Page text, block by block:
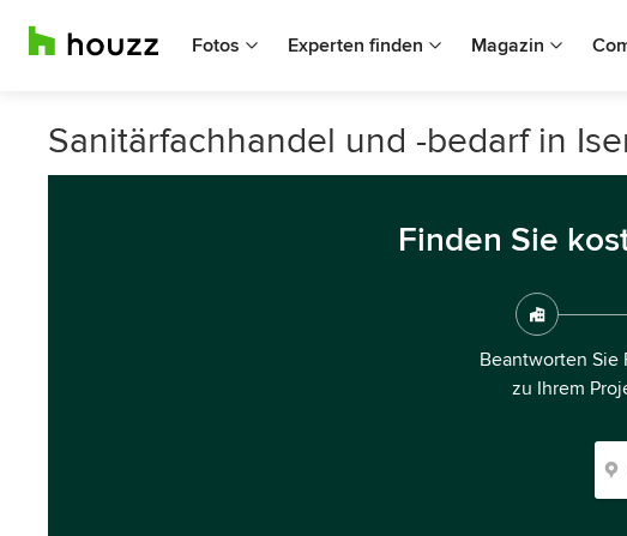
Fotos Experten finden Magazin
Sanitärfachhandel und -bedarf in
Finden Sie
Beantworten Sie
zu Ihrem